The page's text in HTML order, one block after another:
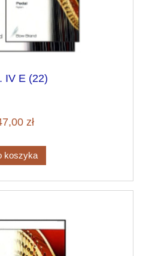
IV E (22)
zł
koszyka